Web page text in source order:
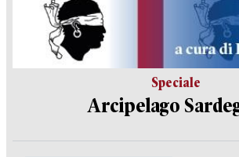
Speciale
Arcipelago